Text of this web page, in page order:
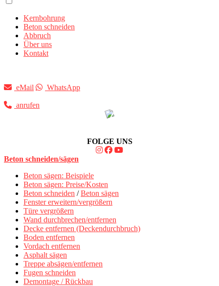
Kernbohrung
Beton schneiden
Abbruch
Über uns
Kontakt
eMail WhatsApp
anrufen
FOLGE UNS
Beton schneiden/sägen
Beton sägen: Beispiele
Beton sägen: Preise/Kosten
Beton schneiden /Beton sägen
Fenster erweitern/vergrößern
Türe vergrößern
Wand durchbrechen/entfernen
Decke entfernen (Deckendurchbruch)
Boden entfernen
Vordach entfernen
Asphalt sägen
Treppe absägen/entfernen
Fugen schneiden
Demontage / Rückbau